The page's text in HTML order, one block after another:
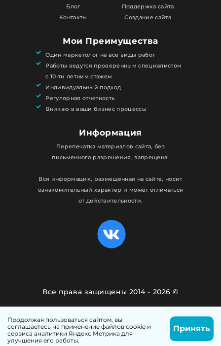
Блог
Контакты
Поддержка сайта
Создание сайта
Мои Преимущества
Один маркетолог на все виды работ
Работы ведутся проверенным специалистом
с 10-ти летним стажем
Индивидуальный подход
Регулярная отчетность
Вникаю в ваши бизнес процессы
Информация
Перепечатка материалов сайта, без
письменного разрешения, запрещена!
Вся информация, размещённая на сайте, носит
ознакомительный характер и может отличаться
от действительности.
Все права защищены 2014 - 2026 ©
Сделано с любовью вWeb-Ptica.Ru
Написать Позвонить
Продолжая пользоваться сайтом, вы
соглашаетесь на применение файлов cookie и
сервиса аналитики Яндекс Метрика для
улучшения его работы.
Принять